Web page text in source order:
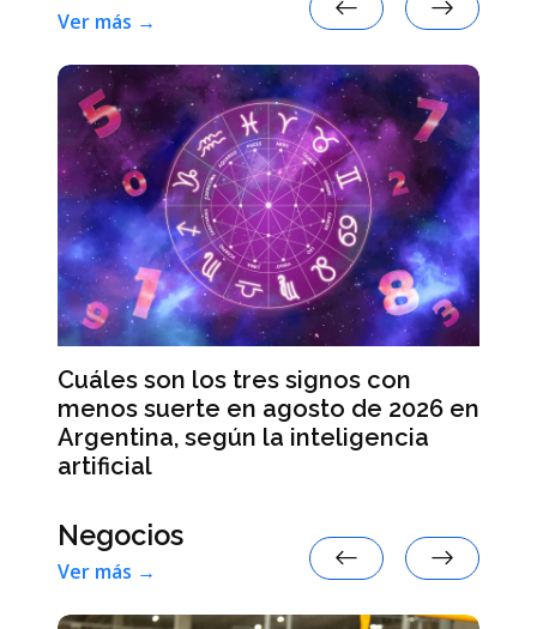
Ver más →
2026 en
Leapmotor B10, el vehículo para
pasajeros 100 % eléctrico más
vendido en España en julio
Negocios
Ver más →